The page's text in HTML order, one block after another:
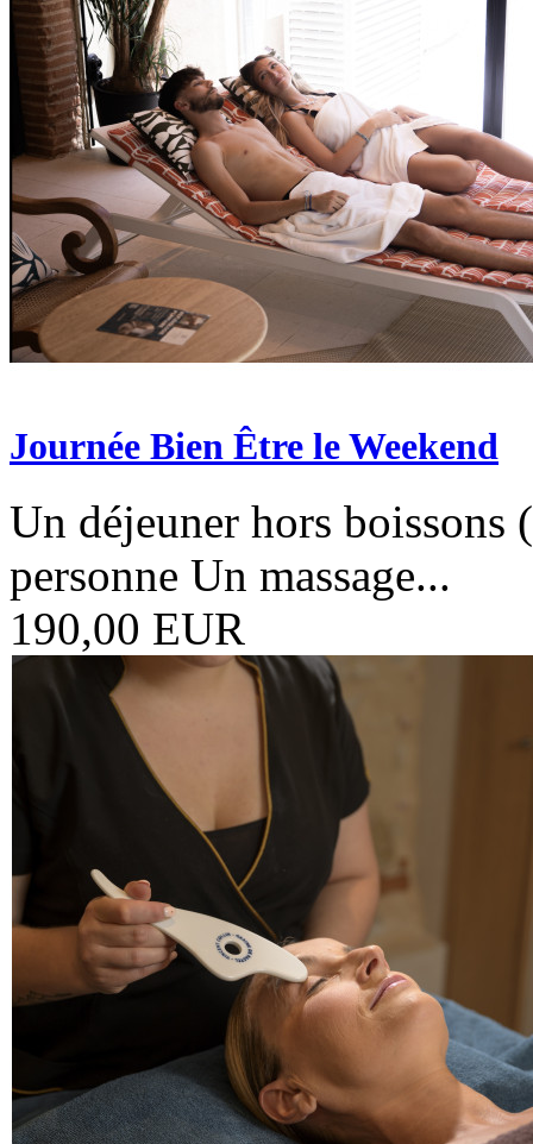
Journée Bien Être le Weekend
Un déjeuner hors boissons
personne Un massage...
190,00 EUR